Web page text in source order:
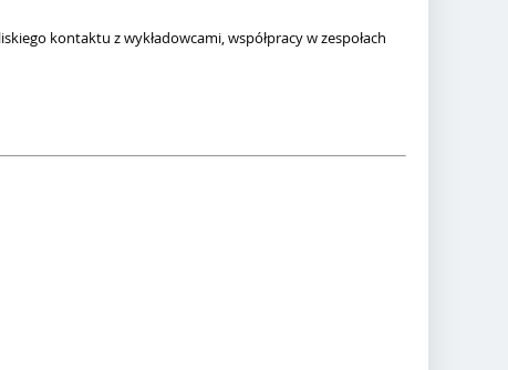
kontaktu z wykładowcami, współpracy w zespołach